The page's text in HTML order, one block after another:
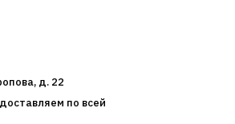
д. 22
по всей